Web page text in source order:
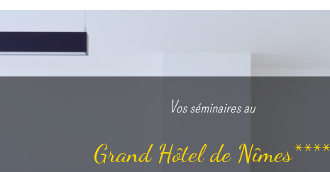
Vos séminaires au
Grand Hôtel de Nîmes****